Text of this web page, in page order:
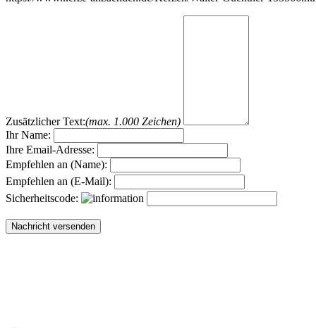
Zusätzlicher Text:(max. 1.000 Zeichen)
Ihr Name:
Ihre Email-Adresse:
Empfehlen an (Name):
Empfehlen an (E-Mail):
Sicherheitscode: